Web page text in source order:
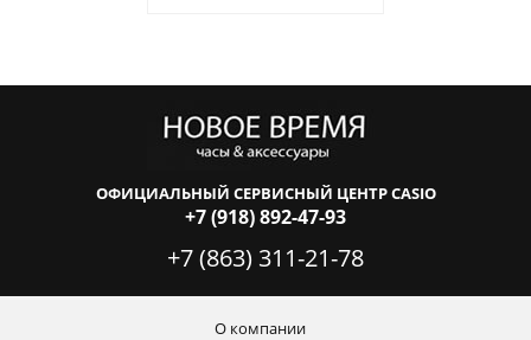
ОФИЦИАЛЬНЫЙ СЕРВИСНЫЙ ЦЕНТР CASIO
+7 (918) 892-47-93
+7 (863) 311-21-78
О компании